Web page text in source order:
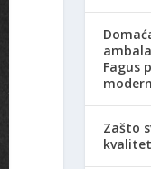
Fagus
Zašto